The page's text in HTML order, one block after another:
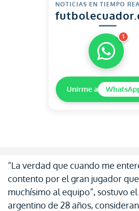
NOTICIAS EN TIEMPO
1
Unirme a
“La verdad que cuando me
contento por el gran jugador
muchísimo al equipo”, sostuvo
argentino de 28 años,